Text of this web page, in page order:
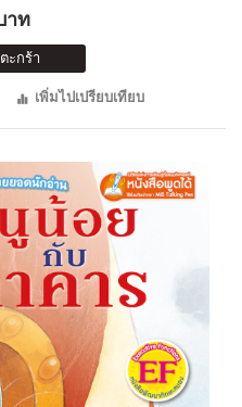
าท
ะกร้า
เพิ่มไปเปรียบเทียบ